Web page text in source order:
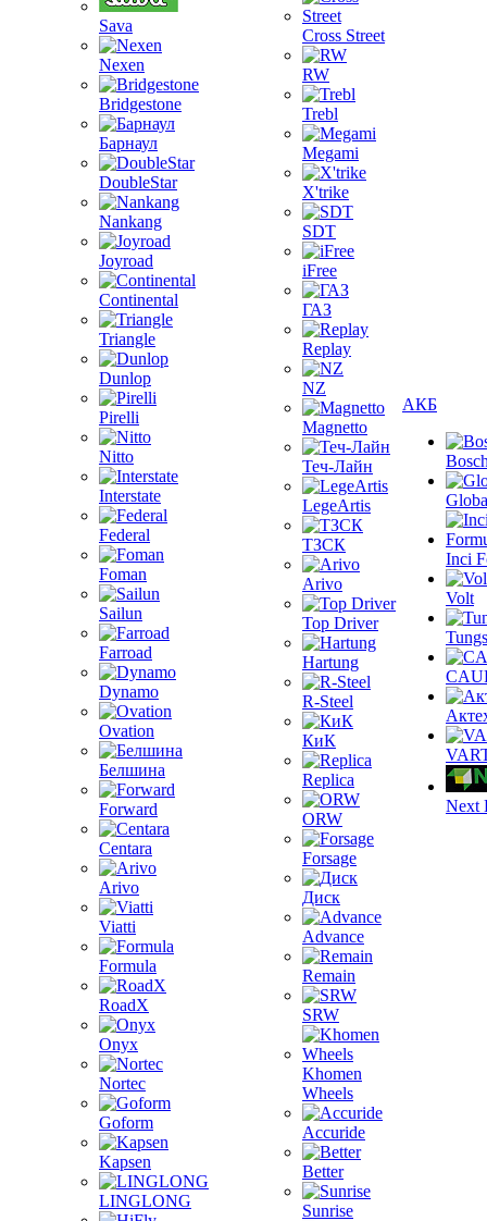
Sava
Nexen
Bridgestone
Барнаул
DoubleStar
Nankang
Joyroad
Continental
Triangle
Dunlop
Pirelli
Nitto
Interstate
Federal
Foman
Sailun
Farroad
Dynamo
Ovation
Белшина
Forward
Centara
Arivo
Viatti
Formula
RoadX
Onyx
Nortec
Goform
Kapsen
LINGLONG
Cross Street
RW
Trebl
Megami
X'trike
SDT
iFree
ГАЗ
Replay
NZ
Magnetto
Теч-Лайн
LegeArtis
ТЗСК
Arivo
Top Driver
Hartung
R-Steel
КиК
Replica
ORW
Forsage
Диск
Advance
Remain
SRW
Khomen
Wheels
Accuride
Better
Sunrise
АКБ
Inci
Volt
Next